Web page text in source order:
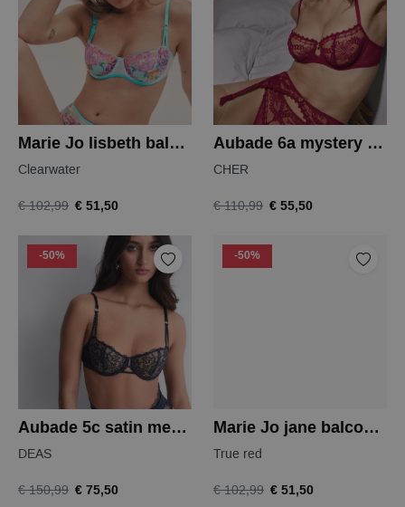
Marie Jo lisbeth balconnet
Clearwater
€ 102,99 € 51,50
Aubade 6a mystery of love balconet
CHER
€ 110,99 € 55,50
-50%
Aubade 5c satin memories balconnet
DEAS
€ 150,99 € 75,50
-50%
Marie Jo jane balconnet bh
True red
€ 102,99 € 51,50